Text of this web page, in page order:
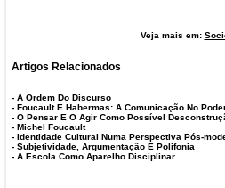
Veja mais em:
Artigos Relacionados
- A Ordem Do Discurso
- Foucault E Habermas: A Comunicação No
- O Pensar E O Agir Como Possível
- Michel Foucault
- Identidade Cultural Numa Perspectiva Pós-
- Subjetividade, Argumentação E Polifonia
- A Escola Como Aparelho Disciplinar